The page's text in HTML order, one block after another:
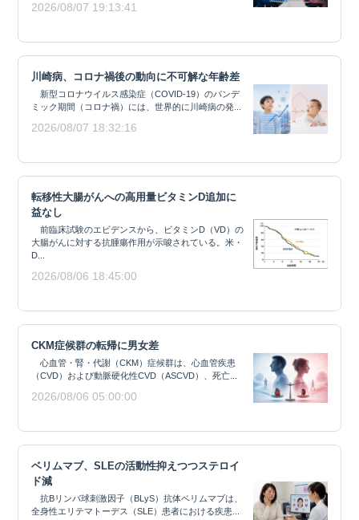
2026/08/07 19:13:41
川崎病、コロナ禍後の動向に不可解な年齢差
新型コロナウイルス感染症（COVID-19）のパンデ
ミック期間（コロナ禍）には、世界的に川崎病の発...
2026/08/07 18:32:16
転移性大腸がんへの高用量ビタミンD追加に
益なし
前臨床試験のエビデンスから、ビタミンD（VD）の
大腸がんに対する抗腫瘍作用が示唆されている。米・
D...
2026/08/06 18:45:00
CKM症候群の転帰に男女差
心血管・腎・代謝（CKM）症候群は、心血管疾患
（CVD）および動脈硬化性CVD（ASCVD）、死亡...
2026/08/06 05:00:00
ベリムマブ、SLEの活動性抑えつつステロイ
ド減
抗Bリンパ球刺激因子（BLyS）抗体ベリムマブは、
全身性エリテマトーデス（SLE）患者における疾患...